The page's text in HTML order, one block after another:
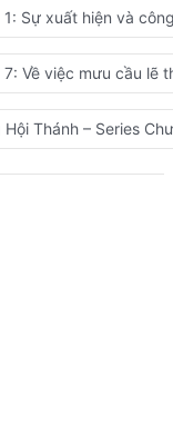
Sự xuất hiện và
Về việc mưu cầu lẽ
Thánh – Series